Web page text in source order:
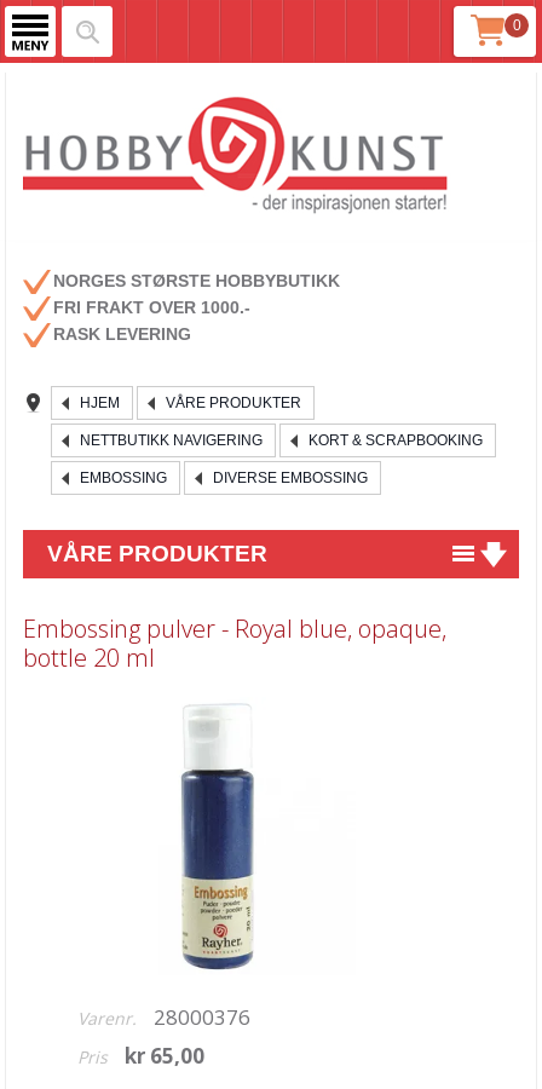
0
NORGES STØRSTE HOBBYBUTIKK
FRI FRAKT OVER 1000.-
RASK LEVERING
HJEM VÅRE PRODUKTER
NETTBUTIKK NAVIGERING KORT & SCRAPBOOKING
EMBOSSING DIVERSE EMBOSSING
VÅRE PRODUKTER
Tilbud
Kort & Scrapbooking
Kartong 12x12 inch
Motiv til kortlaging
Stæsj & pynt
Stempler
Embossing pulver - Royal blue, opaque,
bottle 20 ml
Varenr. 28000376
Pris kr 65,00